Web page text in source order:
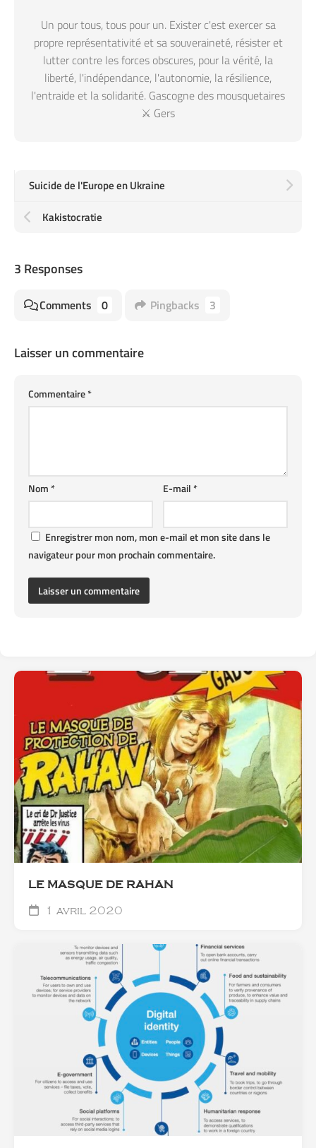
Un pour tous, tous pour un. Exister c'est exercer sa
propre représentativité et sa souveraineté, résister et
lutter contre les forces obscures, pour la vérité, la
liberté, l'indépendance, l'autonomie, la résilience,
l'entraide et la solidarité. Gascogne des mousquetaires
⚔️ Gers
Suicide de l'Europe en Ukraine
Kakistocratie
3 Responses
Comments 0 Pingbacks 3
Laisser un commentaire
Commentaire*
E-mail*
Nom*
Enregistrer mon nom, mon e-mail et mon site dans le
navigateur pour mon prochain commentaire.
LE MASQUE DE RAHAN
1 avril 2020